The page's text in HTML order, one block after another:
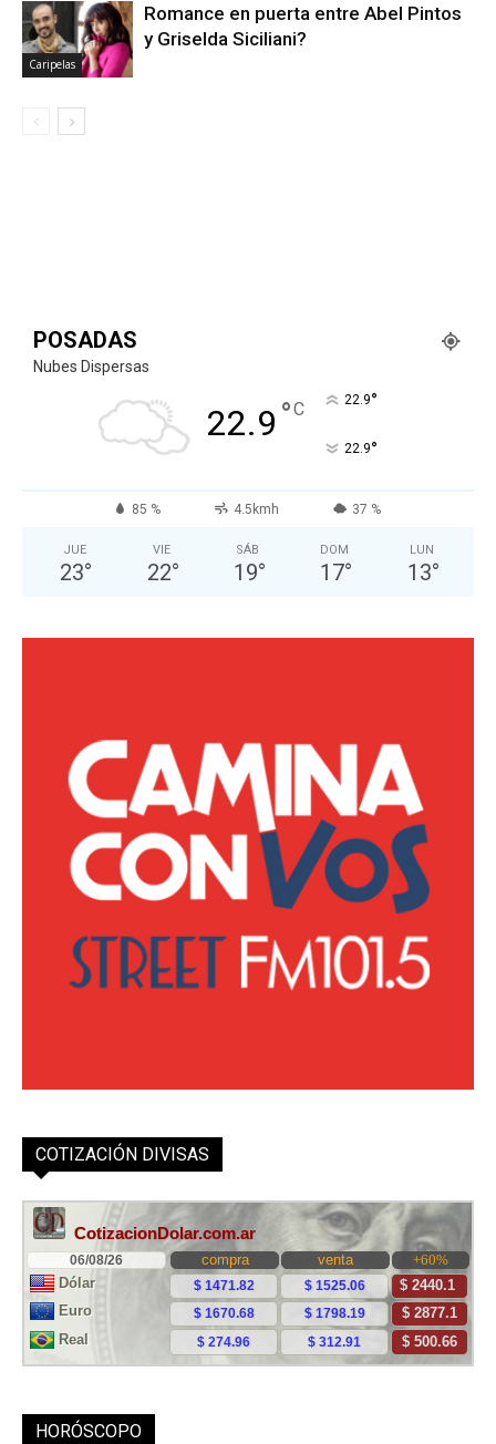
Caripelas
Romance en puerta entre Abel Pintos
y Griselda Siciliani?
POSADAS
Nubes Dispersas
22.9 °C 22.9°
22.9°
85 % 4.5kmh 37 %
JUE
23°
VIE
22°
SÁB
19°
DOM
17°
LUN
13°
COTIZACIÓN DIVISAS
HORÓSCOPO